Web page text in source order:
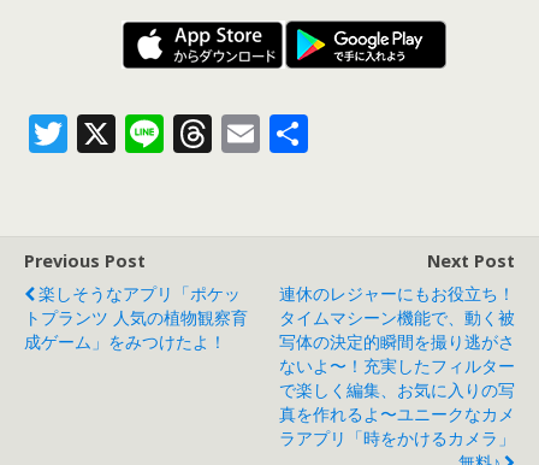
T
er
X Li T
d
s
E
Previous Post
楽しそうなアプリ「ポケッ
トプランツ 人気の植物観察育
成ゲーム」をみつけたよ！
Next Post
連休のレジャーにもお役立ち！
タイムマシーン機能で、動く被
写体の決定的瞬間を撮り逃がさ
ないよ〜！充実したフィルター
で楽しく編集、お気に入りの写
真を作れるよ〜ユニークなカメ
ラアプリ「時をかけるカメラ」